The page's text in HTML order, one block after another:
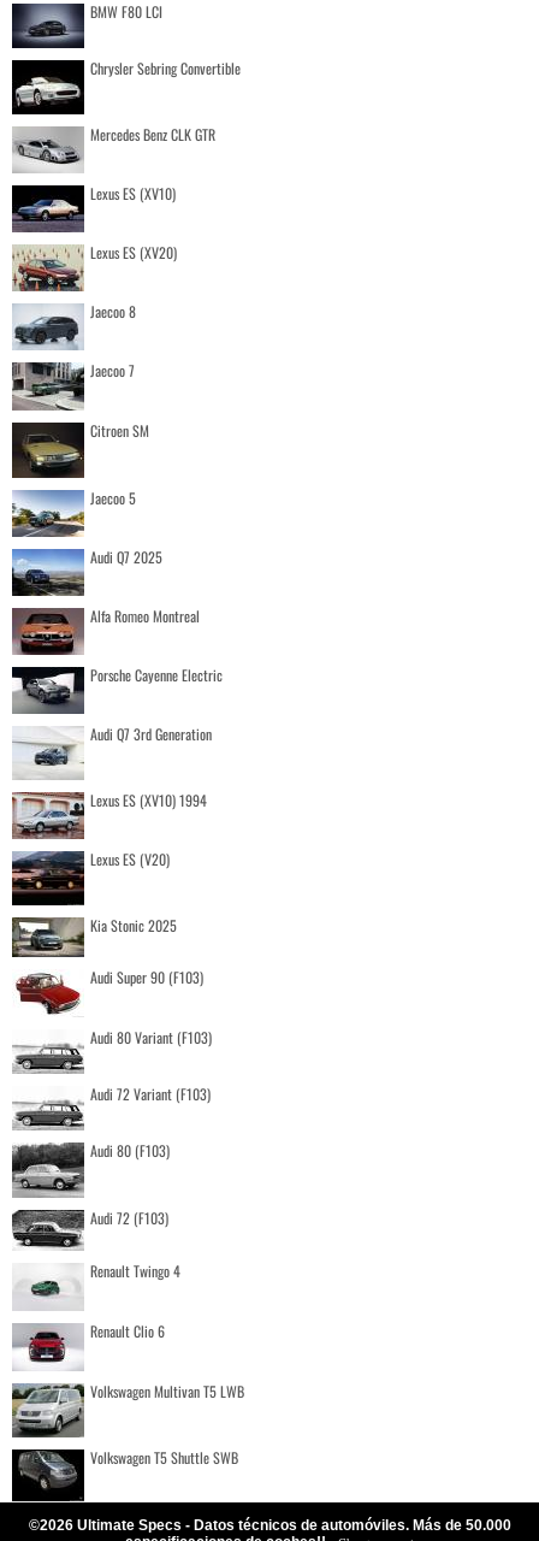
BMW F80 LCI
Chrysler Sebring Convertible
Mercedes Benz CLK GTR
Lexus ES (XV10)
Lexus ES (XV20)
Jaecoo 8
Jaecoo 7
Citroen SM
Jaecoo 5
Audi Q7 2025
Alfa Romeo Montreal
Porsche Cayenne Electric
Audi Q7 3rd Generation
Lexus ES (XV10) 1994
Lexus ES (V20)
Kia Stonic 2025
Audi Super 90 (F103)
Audi 80 Variant (F103)
Audi 72 Variant (F103)
Audi 80 (F103)
Audi 72 (F103)
Renault Twingo 4
Renault Clio 6
Volkswagen Multivan T5 LWB
Volkswagen T5 Shuttle SWB
©2026 Ultimate Specs - Datos técnicos de automóviles. Más de 50.000